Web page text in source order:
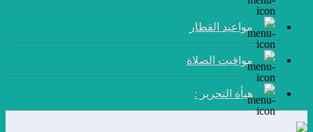
مواعيد القطار
مواقيت الصلاة
هيأة التحرير :